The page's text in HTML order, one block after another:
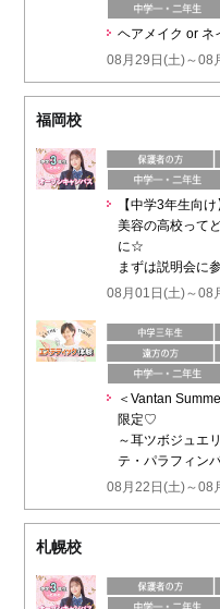
ヘアメイク or
08月29日(土)～08
福岡校
【中学3年生向け
美容の高校って
に☆
まずは説明会に
08月01日(土)～08
＜Vantan
限定♡
～耳ツボジュエ
テ・パラフィン
08月22日(土)～08
札幌校